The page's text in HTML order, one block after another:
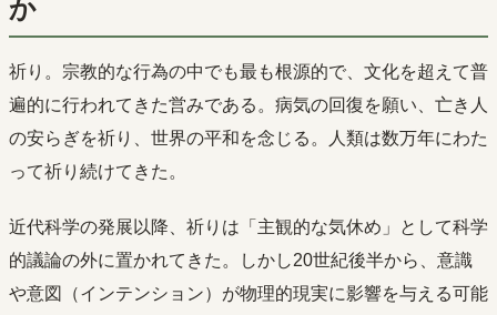
か
祈り。宗教的な行為の中でも最も根源的で、文化を超えて普
遍的に行われてきた営みである。病気の回復を願い、亡き人
の安らぎを祈り、世界の平和を念じる。人類は数万年にわた
って祈り続けてきた。
近代科学の発展以降、祈りは「主観的な気休め」として科学
的議論の外に置かれてきた。しかし20世紀後半から、意識
や意図（インテンション）が物理的現実に影響を与える可能